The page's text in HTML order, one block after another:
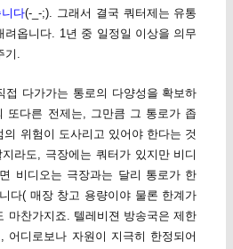
다(-_-;). 그래서 결국 쿼터제는 유통
려옵니다. 1년 중 일정일 이상을 의무
.
접 다가가는 통로의 다양성을 확보하
또다른 전제는, 그만큼 그 통로가 좁
위험이 도사리고 있어야 한다는 것
라도, 극장에는 쿼터가 있지만 비디
비디오는 극장과는 달리 통로가 한
다( 매장 창고 용량이야 물론 한계가
마찬가지죠. 텔레비젼 방송국은 제한
어디로보나 자원이 지극히 한정되어